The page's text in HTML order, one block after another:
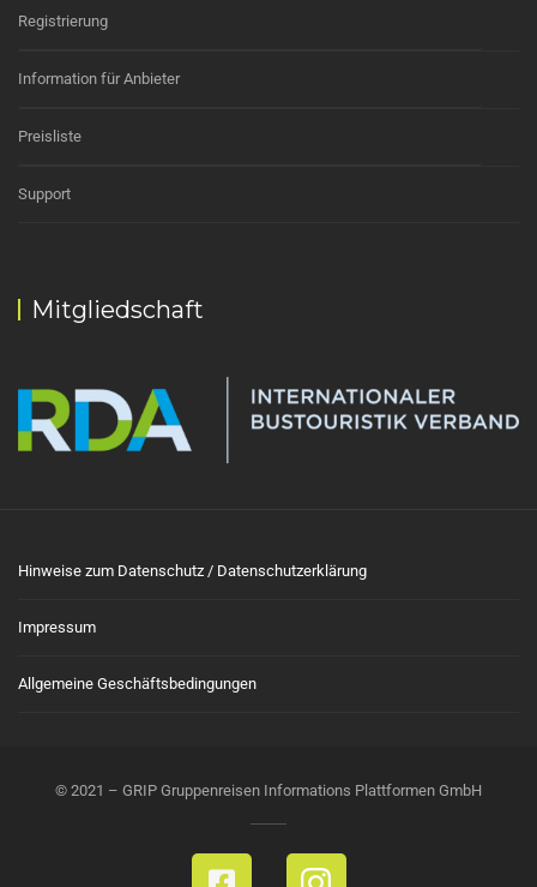
Registrierung
Information für Anbieter
Preisliste
Support
Mitgliedschaft
Hinweise zum Datenschutz / Datenschutzerklärung
Impressum
Allgemeine Geschäftsbedingungen
© 2021 – GRIP Gruppenreisen Informations Plattformen GmbH